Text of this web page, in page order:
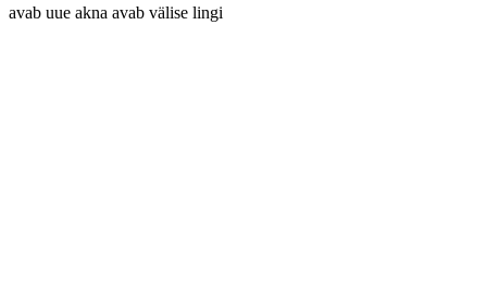
avab uue akna avab välise lingi